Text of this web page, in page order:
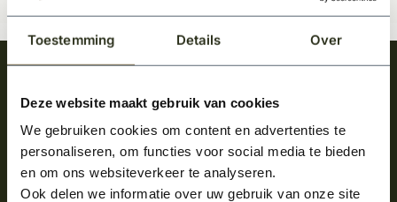
Toestemming Details Over
Deze website maakt gebruik van cookies
We gebruiken cookies om content en advertenties te
personaliseren, om functies voor social media te bieden
en om ons websiteverkeer te analyseren.
Ook delen we informatie over uw gebruik van onze site
over onze kempische bouwstijl!
Aanmelden voor de nieuwsbrief